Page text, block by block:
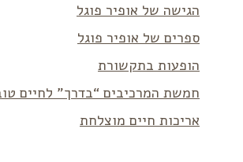
הגישה של אופיר פוגל
ספרים של אופיר פוגל
הופעות בתקשורת
חמשת המרכיבים “בדרך” לחיים
אריכות חיים מוצלחת